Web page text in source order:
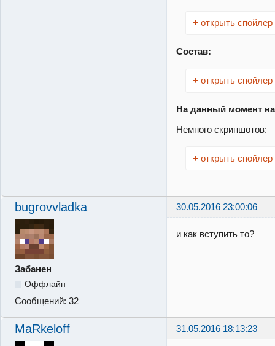
+ открыть спойлер
Состав:
+ открыть спойлер
На данный момент
Немного скриншотов:
+ открыть спойлер
bugrovvladka 30.05.2016 23:00:06
Забанен
Оффлайн
Сообщений: 32
и как вступить то?
MaRkeloff 31.05.2016 18:13:23